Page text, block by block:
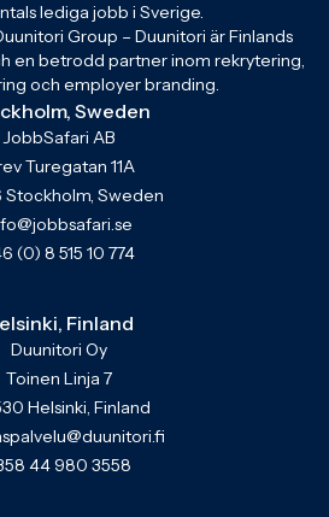
lediga jobb i Sverige.
Group – Duunitori är Finlands
en betrodd partner inom rekrytering,
och employer branding.
Sweden
JobbSafari AB
Turegatan 11A
Stockholm, Sweden
(0) 8 515 10 774
Finland
Duunitori Oy
Toinen Linja 7
Helsinki, Finland
44 980 3558